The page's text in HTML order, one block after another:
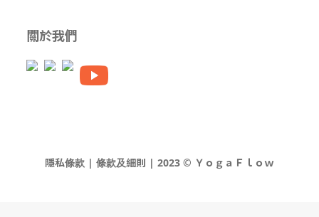
關於我們
隱私條款 | 條款及細則 | 2023 © ＹｏｇａＦｌｏｗ